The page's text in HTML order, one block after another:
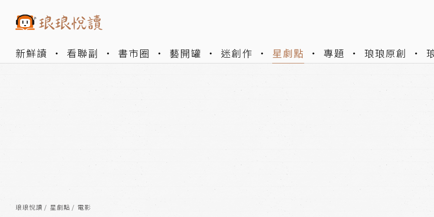
新鮮讀 看聯副 書市圈 藝開罐 迷創作 星劇點 專題 琅琅原創
琅琅悅讀 星劇點 電影